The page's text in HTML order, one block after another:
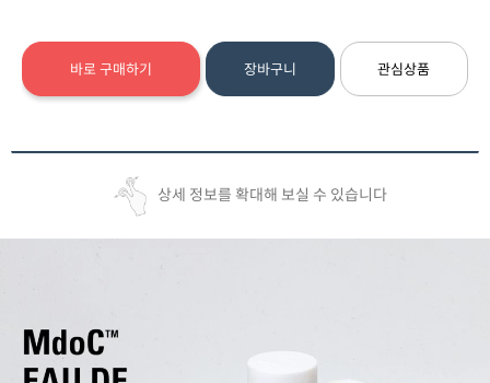
바로 구매하기 장바구니 관심상품
상세 정보를 확대해 보실 수 있습니다